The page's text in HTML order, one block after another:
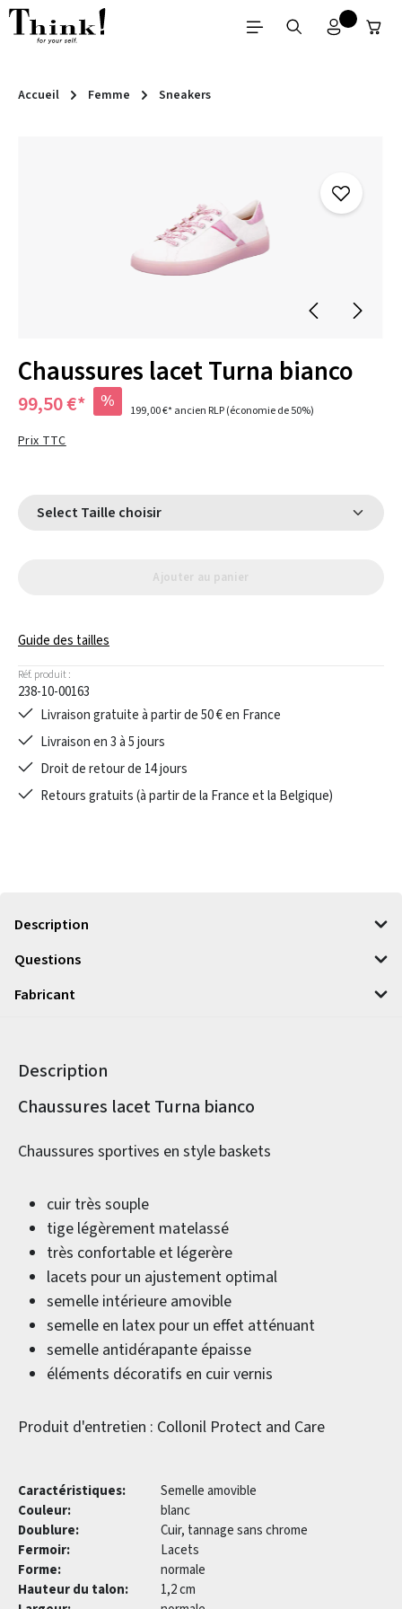
Passer au contenu principal
Accueil Femme Sneakers
Chaussures lacet Turna bianco
99,50 €* % 199,00 €*ancien RLP(économie de 50%)
Prix TTC
Select Taille choisir
Ajouter au panier
Guide des tailles
Réf. produit :
238-10-00163
Livraison gratuite à partir de 50 € en France
Livraison en 3 à 5 jours
Droit de retour de 14 jours
Retours gratuits (à partir de la France et la Belgique)
Description
Questions
Fabricant
Description
Informations sur le produit
Chaussures lacet Turna bianco
Chaussures sportives en style baskets
cuir très souple
tige légèrement matelassé
très confortable et légerère
lacets pour un ajustement optimal
semelle intérieure amovible
semelle en latex pour un effet atténuant
semelle antidérapante épaisse
éléments décoratifs en cuir vernis
Produit d'entretien : Collonil Protect and Care
Caractéristiques:
Semelle amovible
Couleur:
blanc
Doublure:
Cuir, tannage sans chrome
Fermoir:
Lacets
Forme:
normale
Hauteur du talon:
1,2 cm